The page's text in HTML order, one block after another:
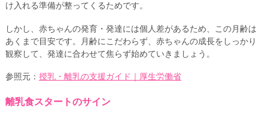
け入れる準備が整ってくるためです。
しかし、赤ちゃんの発育・発達には個人差があるため、この月齢は
あくまで目安です。月齢にこだわらず、赤ちゃんの成長をしっかり
観察して、発達に合わせて焦らず始めていきましょう。
参照元： 授乳・離乳の支援ガイド｜厚生労働省
離乳食スタートのサイン